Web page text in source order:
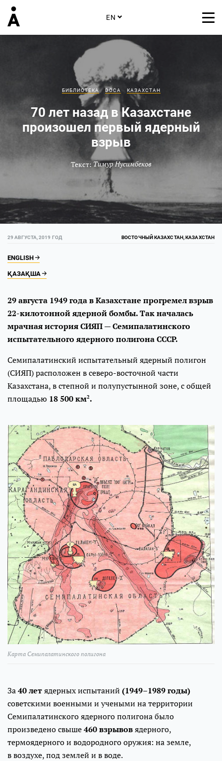
EN
БИБЛИОТЕКА DOCA КАЗАХСТАН
70 лет назад в Казахстане
произошел первый ядерный
взрыв
Текст: Тимур Нусимбеков
29 АВГУСТА, 2019 ГОД ВОСТОЧНЫЙ КАЗАХСТАН, КАЗАХСТАН
ENGLISH
ҚАЗАҚША
29 августа 1949 года в Казахстане прогремел взрыв
22-килотонной ядерной бомбы. Так началась
мрачная история СИЯП — Семипалатинского
испытательного ядерного полигона СССР.
Семипалатинский испытательный ядерный полигон
(СИЯП) расположен в северо-восточной части
Казахстана, в степной и полупустынной зоне, с общей
площадью 18 500км2.
Карта Семипалатинского полигона
За40 летядерных испытаний (1949–1989 годы)
советскими военными и учеными на территории
Семипалатинского ядерного полигона было
произведено свыше460 взрывовядерного,
термоядерного и водородного оружия: на земле,
в воздухе, под землей и в воде.